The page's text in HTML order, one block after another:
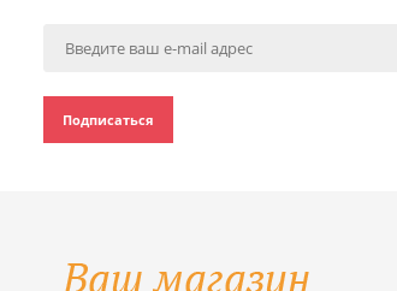
Подписаться